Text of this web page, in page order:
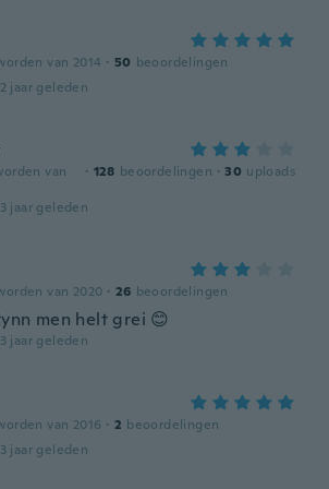
van 2014 · 50 beoordelingen
jaar geleden
van
· 128 beoordelingen · 30 uploads
jaar geleden
van 2020 · 26 beoordelingen
men helt grei 😊
jaar geleden
van 2016 · 2 beoordelingen
jaar geleden